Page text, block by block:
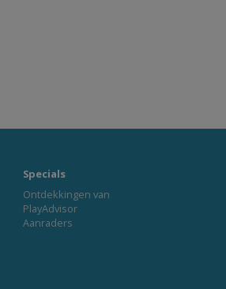
Specials
Ontdekkingen van
PlayAdvisor
Aanraders